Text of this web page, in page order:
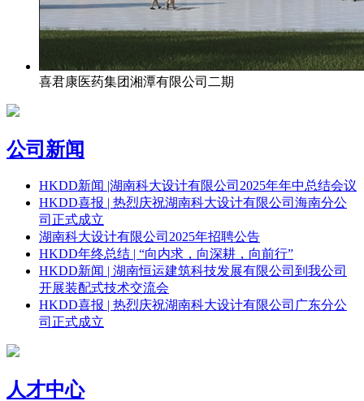
喜君康医药集团湘潭有限公司二期
公司新闻
HKDD新闻 |湖南科大设计有限公司2025年年中总结会议
HKDD喜报 | 热烈庆祝湖南科大设计有限公司海南分公
司正式成立
湖南科大设计有限公司2025年招聘公告
HKDD年终总结 | “向内求，向深耕，向前行”
HKDD新闻 | 湖南恒运建筑科技发展有限公司到我公司
开展装配式技术交流会
HKDD喜报 | 热烈庆祝湖南科大设计有限公司广东分公
司正式成立
人才中心